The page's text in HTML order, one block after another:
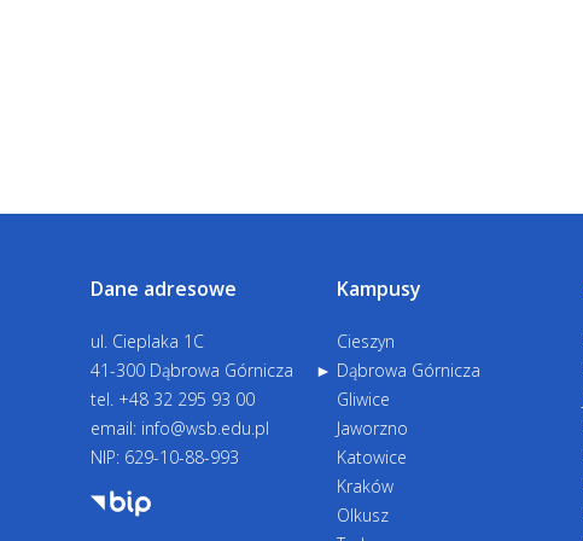
Dane adresowe
ul. Cieplaka 1C
41-300 Dąbrowa Górnicza
tel. +48 32 295 93 00
email: info@wsb.edu.pl
NIP: 629-10-88-993
Kampusy
Cieszyn
Dąbrowa Górnicza
Gliwice
Jaworzno
Katowice
Kraków
Olkusz